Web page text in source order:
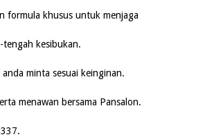
formula khusus untuk menjaga
kesibukan.
minta sesuai keinginan.
menawan bersama Pansalon.